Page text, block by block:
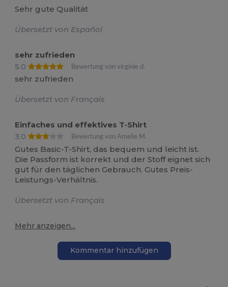
Sehr gute Qualität
Übersetzt von Español
sehr zufrieden
5.0
Bewertung von virginie d.
sehr zufrieden
Übersetzt von Français
Einfaches und effektives T-Shirt
3.0
Bewertung von Amelie M.
Gutes Basic-T-Shirt, das bequem und leicht ist.
Die Passform ist korrekt und der Stoff eignet sich
gut für den täglichen Gebrauch. Gutes Preis-
Leistungs-Verhältnis.
Übersetzt von Français
Mehr anzeigen...
Kommentar hinzufügen